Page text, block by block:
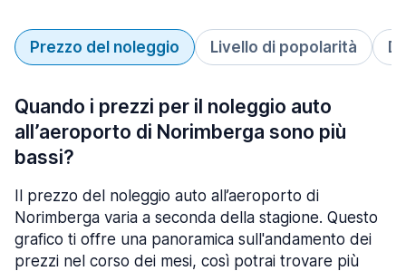
Prezzo del noleggio Livello di popolarità
Quando i prezzi per il noleggio auto
all’aeroporto di Norimberga sono più
bassi?
Il prezzo del noleggio auto all’aeroporto di
Norimberga varia a seconda della stagione. Questo
grafico ti offre una panoramica sull'andamento dei
prezzi nel corso dei mesi, così potrai trovare più